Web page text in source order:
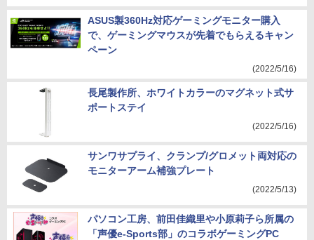
ASUS製360Hz対応ゲーミングモニター購入
で、ゲーミングマウスが先着でもらえるキャン
ペーン
(2022/5/16)
長尾製作所、ホワイトカラーのマグネット式サ
ポートステイ
(2022/5/16)
サンワサプライ、クランプ/グロメット両対応の
モニターアーム補強プレート
(2022/5/13)
パソコン工房、前田佳織里や小原莉子ら所属の
「声優e-Sports部」のコラボゲーミングPC